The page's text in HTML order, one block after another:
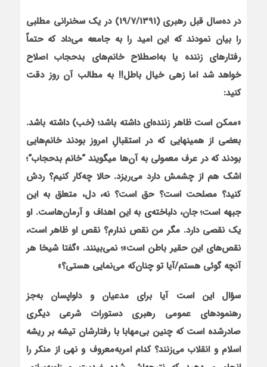
در ده‌سال قبل رهبری
(19/7/1391) در یک سخنرانی مطلبی
را بیان نمودند که این امید را به جامعه می‌داد که حتماً
رفتارهای زننده یا به‌اصطلاح خانم‌های بدحجاب اصلاح
خواهد شد اما زهی خیال باطل!! به مطالب آن روز دقت
کنید:
«ممکن است ظاهر زننده‌ای داشته باشد؛ (خب) داشته باشد.
بعضی از همین‏هایی که در استقبالِ امروز بودند خانم‌هایی
بودند که در عرف معمولی به آن‌ها می‏گویند“خانم بدحجاب“؛
اشک هم از چشمش دارد می‌ریزد. حالا چه‌کار کنیم؟ ردش
کنید؟ مصلحت است؟ حق است؟ نه، دل، متعلق به این
جبهه است؛ جان، دلباخته‌ی به این اهداف و آرمان‌هاست. او
یک نقصی دارد. مگر من نقص ندارم؟ نقص او ظاهر است،
نقص‌های این حقیر باطن است»؛ نمی‌بینند. «گفتا شیخا هر
آنچه گوئی هستم/آیا تو چنان‌که می‌نمایی هستی؟»
سؤال این است آیا برای مدعیان و دلواپسان به‌جز
رهنمودهای عمومی رهبری دستورات شرعی دیگری
صادرشده است که چنین بی‌مهابا با رفتارشان تیشه بر ریشه
اسلام و انقلاب می‌زنند؟ کدام امربه‌معروف و نهی از منکر را